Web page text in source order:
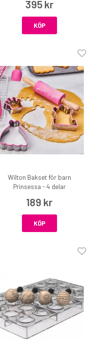
395 kr
KÖP
Wilton Bakset för barn
Prinsessa - 4 delar
189 kr
KÖP